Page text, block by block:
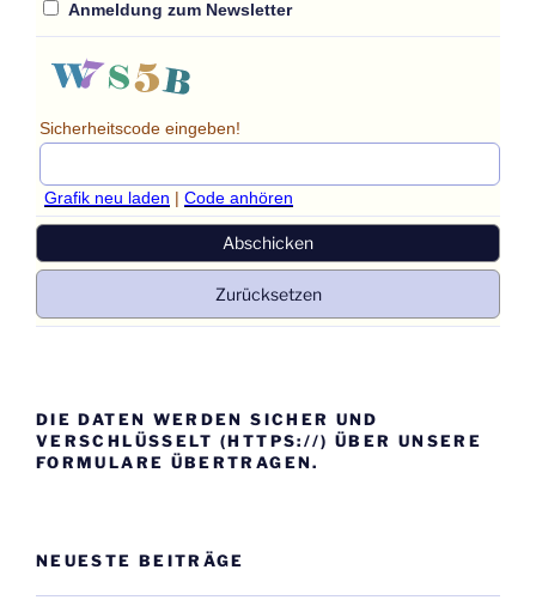
Anmeldung zum Newsletter
Sicherheitscode eingeben!
Grafik neu laden Code anhören
DIE DATEN WERDEN SICHER UND
VERSCHLÜSSELT (HTTPS://) ÜBER UNSERE
FORMULARE ÜBERTRAGEN.
NEUESTE BEITRÄGE